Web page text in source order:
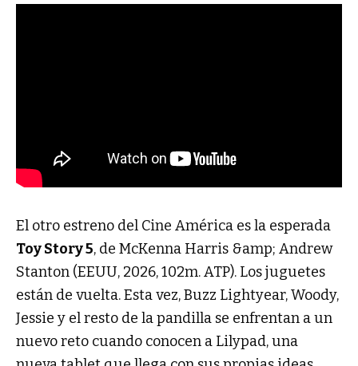
El otro estreno del Cine América es la esperada
Toy Story 5, de McKenna Harris &amp; Andrew
Stanton (EEUU, 2026, 102m. ATP). Los juguetes
están de vuelta. Esta vez, Buzz Lightyear, Woody,
Jessie y el resto de la pandilla se enfrentan a un
nuevo reto cuando conocen a Lilypad, una